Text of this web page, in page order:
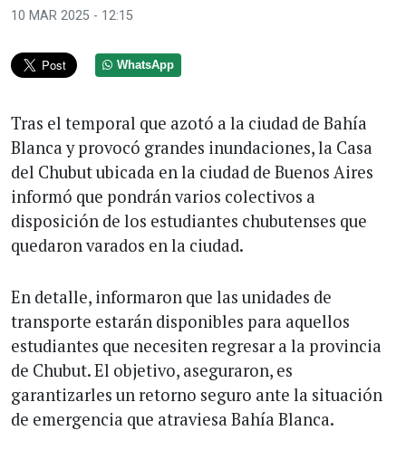
10 MAR 2025 - 12:15
WhatsApp
Tras el temporal que azotó a la ciudad de Bahía
Blanca y provocó grandes inundaciones, la Casa
del Chubut ubicada en la ciudad de Buenos Aires
informó que pondrán varios colectivos a
disposición de los estudiantes chubutenses que
quedaron varados en la ciudad.
En detalle, informaron que las unidades de
transporte estarán disponibles para aquellos
estudiantes que necesiten regresar a la provincia
de Chubut. El objetivo, aseguraron, es
garantizarles un retorno seguro ante la situación
de emergencia que atraviesa Bahía Blanca.